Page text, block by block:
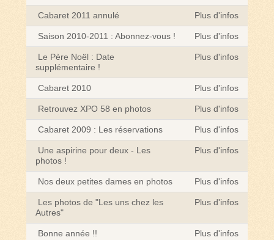
Cabaret 2011 annulé Plus d'infos
Saison 2010-2011 : Abonnez-vous ! Plus d'infos
Le Père Noël : Date
supplémentaire !
Plus d'infos
Cabaret 2010 Plus d'infos
Retrouvez XPO 58 en photos Plus d'infos
Cabaret 2009 : Les réservations Plus d'infos
Une aspirine pour deux - Les
photos !
Plus d'infos
Nos deux petites dames en photos Plus d'infos
Les photos de "Les uns chez les
Autres"
Plus d'infos
Bonne année !! Plus d'infos